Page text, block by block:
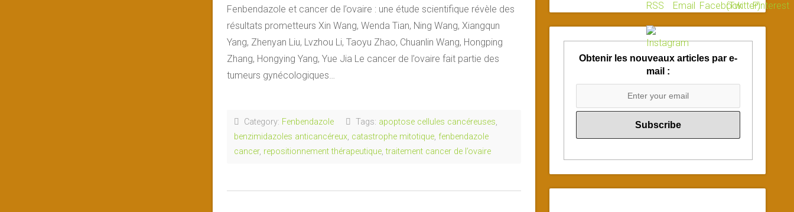
Fenbendazole et cancer de l’ovaire : une étude scientifique révèle des
résultats prometteurs Xin Wang, Wenda Tian, Ning Wang, Xiangqun
Yang, Zhenyan Liu, Lvzhou Li, Taoyu Zhao, Chuanlin Wang, Hongping
Zhang, Hongying Yang, Yue Jia Le cancer de l’ovaire fait partie des
tumeurs gynécologiques…
Category: Fenbendazole Tags: apoptose cellules cancéreuses,
benzimidazoles anticancéreux, catastrophe mitotique, fenbendazole
cancer, repositionnement thérapeutique,traitement cancer de l’ovaire
Obtenir les nouveaux articles par e-
mail :